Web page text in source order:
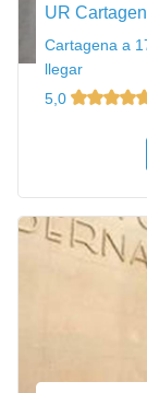
UR
Cartagena a
llegar
5,0